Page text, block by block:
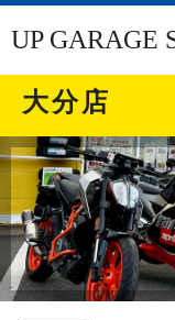
UP GARAGE
大分店